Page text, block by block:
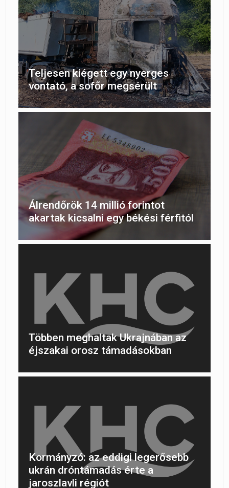
Teljesen kiégett egy nyerges
vontató, a sofőr megsérült
Álrendőrök 14 millió forintot
akartak kicsalni egy békési férfitól
Többen meghaltak Ukrajnában az
éjszakai orosz támadásokban
Kormányzó: az eddigi legerősebb
ukrán dróntámadás érte a
jaroszlavli régiót